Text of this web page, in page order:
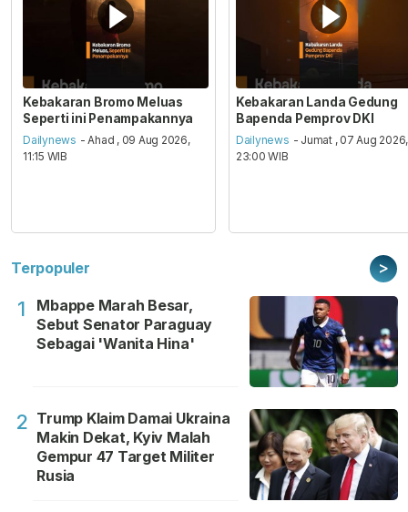
Kebakaran Bromo Meluas
Seperti ini Penampakannya
Dailynews - Ahad , 09 Aug 2026,
11:15 WIB
Kebakaran Landa Gedung
Bapenda Pemprov DKI
Dailynews - Jumat , 07 Aug 2026,
23:00 WIB
Terpopuler >
1
Mbappe Marah Besar,
Sebut Senator Paraguay
Sebagai 'Wanita Hina'
2 Trump Klaim Damai Ukraina
Makin Dekat, Kyiv Malah
Gempur 47 Target Militer
Rusia